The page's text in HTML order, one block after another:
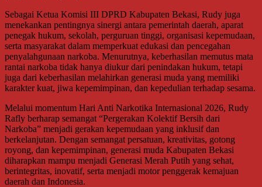
Sebagai Ketua Komisi III DPRD Kabupaten Bekasi, Rudy juga
menekankan pentingnya sinergi antara pemerintah daerah, aparat
penegak hukum, sekolah, perguruan tinggi, organisasi kepemudaan,
serta masyarakat dalam memperkuat edukasi dan pencegahan
penyalahgunaan narkoba. Menurutnya, keberhasilan memutus mata
rantai narkoba tidak hanya diukur dari penindakan hukum, tetapi
juga dari keberhasilan melahirkan generasi muda yang memiliki
karakter kuat, jiwa kepemimpinan, dan kepedulian terhadap sesama.
Melalui momentum Hari Anti Narkotika Internasional 2026, Rudy
Rafly berharap semangat “Pergerakan Kolektif Bersih dari
Narkoba” menjadi gerakan kepemudaan yang inklusif dan
berkelanjutan. Dengan semangat persatuan, kreativitas, gotong
royong, dan kepemimpinan, generasi muda Kabupaten Bekasi
diharapkan mampu menjadi Generasi Merah Putih yang sehat,
berintegritas, inovatif, serta menjadi motor penggerak kemajuan
daerah dan Indonesia.